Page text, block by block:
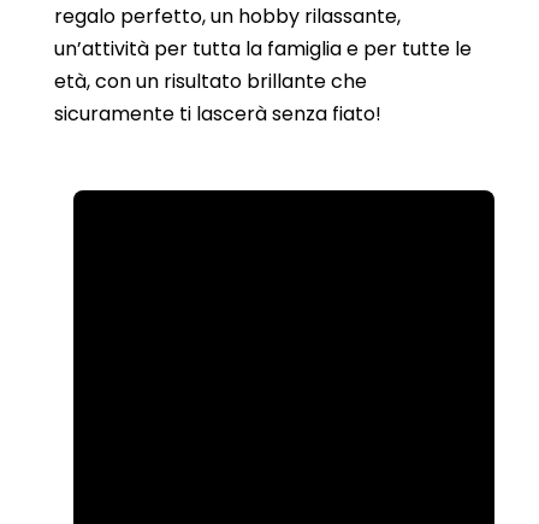
regalo perfetto, un hobby rilassante,
un’attività per tutta la famiglia e per tutte le
età, con un risultato brillante che
sicuramente ti lascerà senza fiato!